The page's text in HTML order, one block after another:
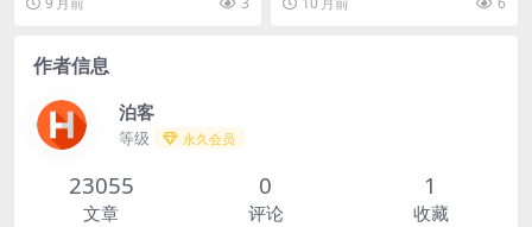
个男孩失踪后，决定独自展开
作者信息
泊客
等级 永久会员
23055
文章
0
评论
1
收藏